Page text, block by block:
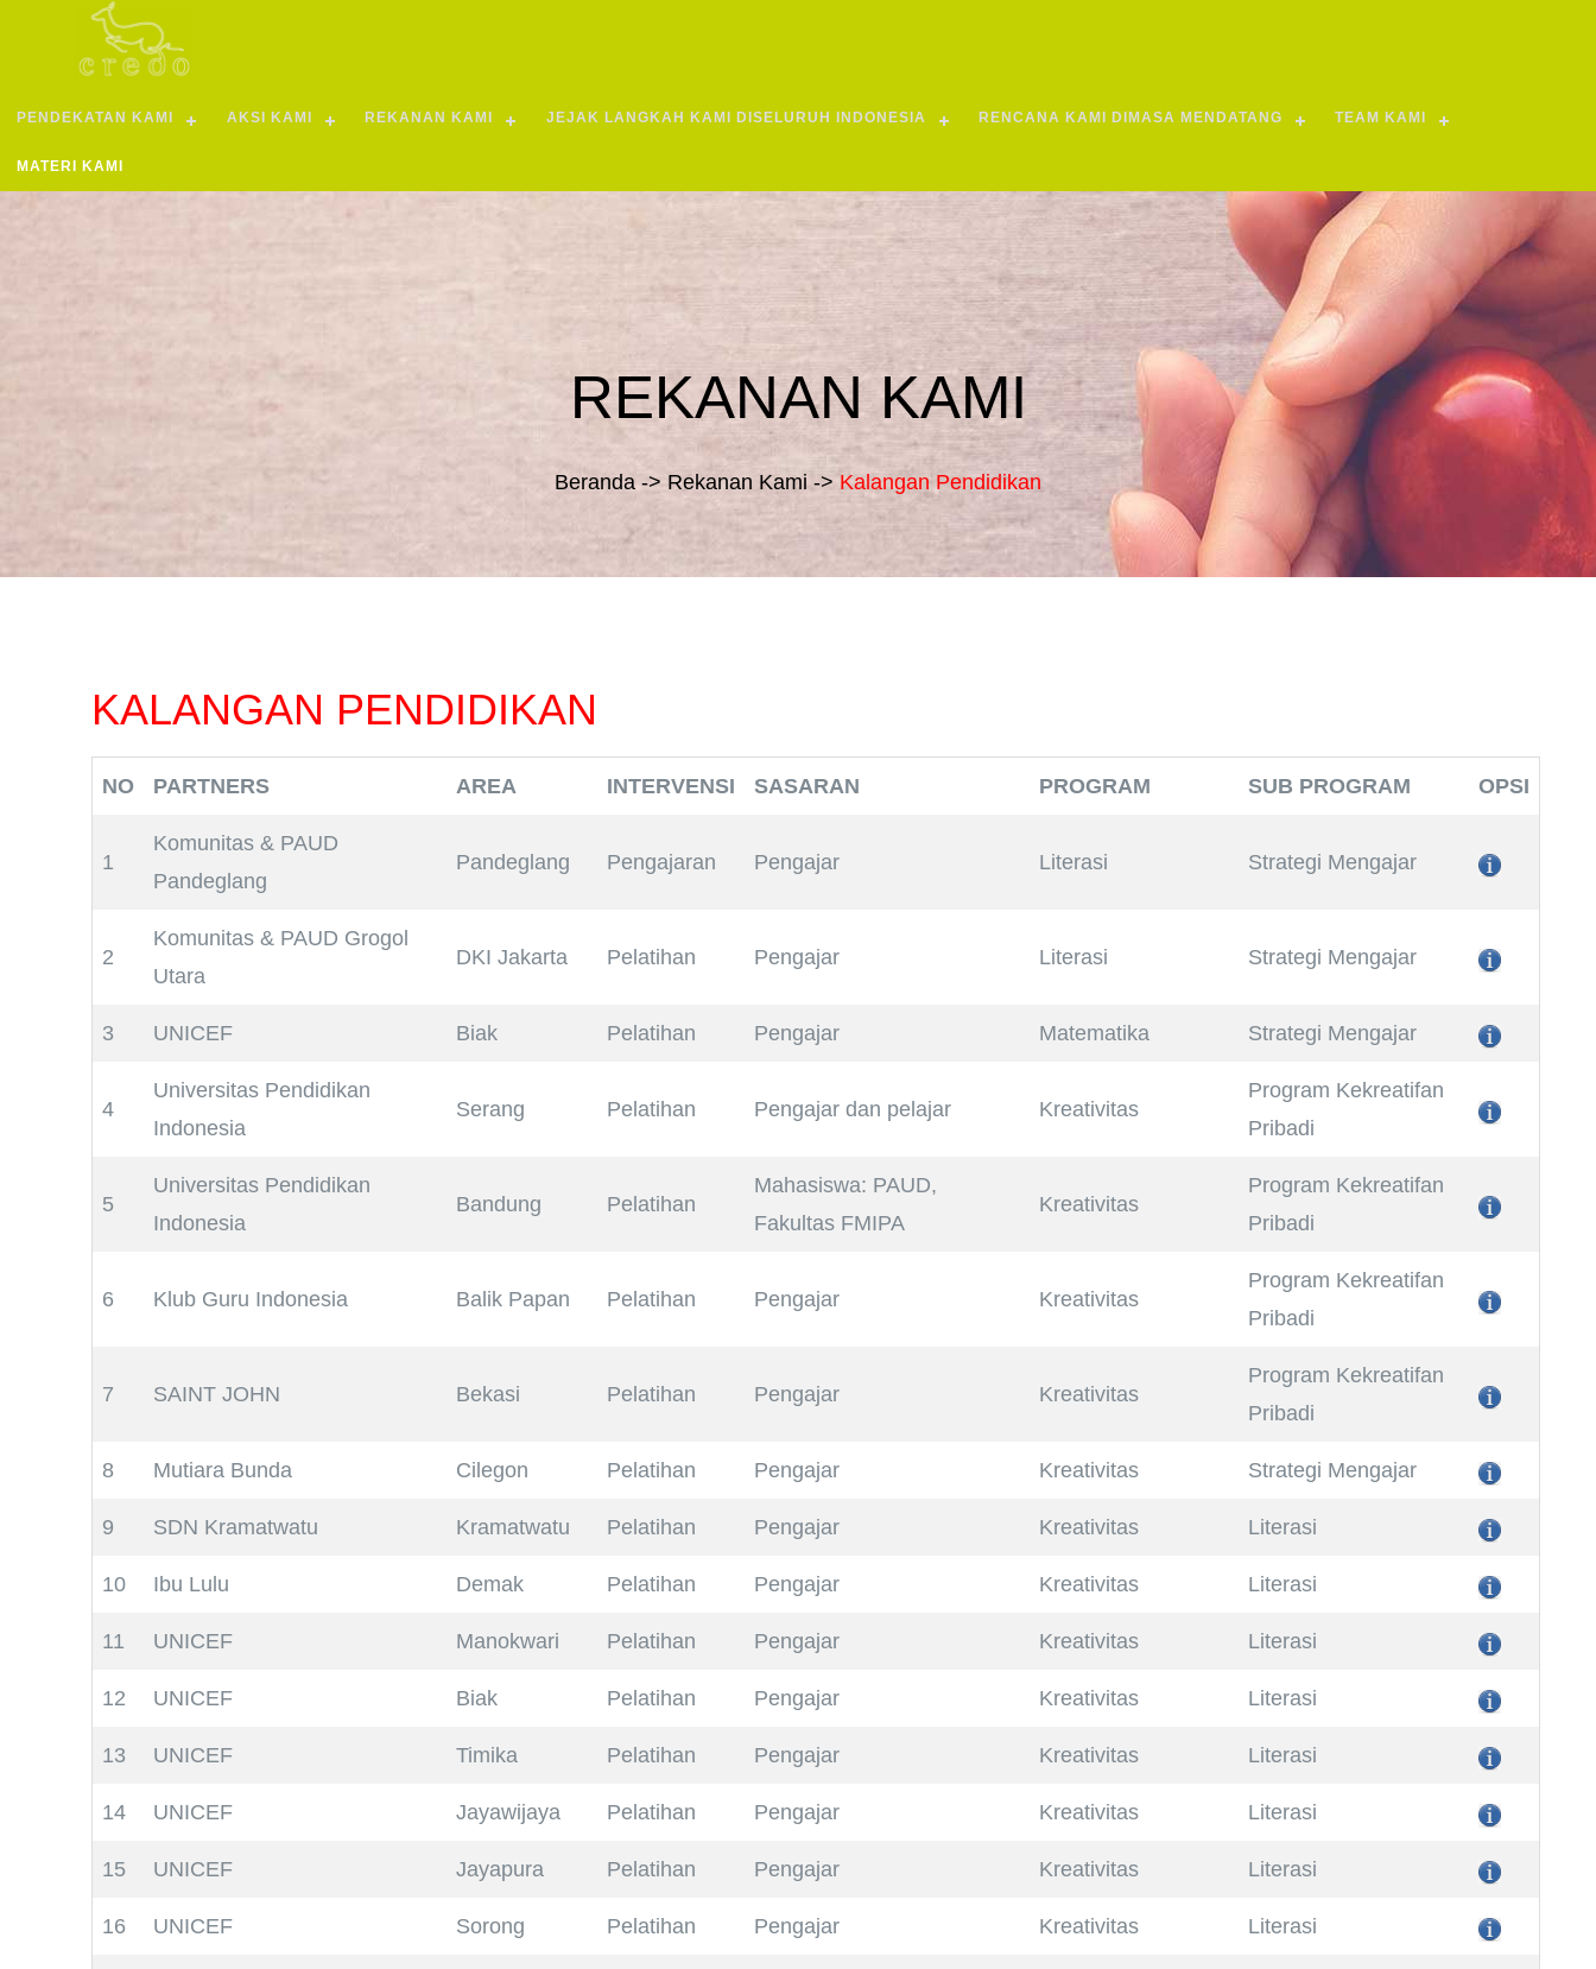
PENDEKATAN KAMI AKSI KAMI REKANAN KAMI JEJAK LANGKAH KAMI DISELURUH INDONESIA RENCANA KAMI DIMASA MENDATANG TEAM KAMI
MATERI KAMI
REKANAN KAMI
Beranda -> Rekanan Kami ->Kalangan Pendidikan
KALANGAN PENDIDIKAN
NO PARTNERS AREA INTERVENSI SASARAN PROGRAM SUB PROGRAM OPSI
1
Komunitas & PAUD
Pandeglang
Pandeglang Pengajaran Pengajar Literasi Strategi Mengajar
2
Komunitas & PAUD Grogol
Utara
DKI Jakarta Pelatihan Pengajar Literasi Strategi Mengajar
3 UNICEF Biak Pelatihan Pengajar Matematika Strategi Mengajar
4
Universitas Pendidikan
Indonesia
Serang Pelatihan Pengajar dan pelajar Kreativitas
Program Kekreatifan
Pribadi
5
Universitas Pendidikan
Indonesia
Bandung Pelatihan
Mahasiswa: PAUD,
Fakultas FMIPA
Kreativitas
Program Kekreatifan
Pribadi
6 Klub Guru Indonesia Balik Papan Pelatihan Pengajar Kreativitas
Program Kekreatifan
Pribadi
7 SAINT JOHN Bekasi Pelatihan Pengajar Kreativitas
Program Kekreatifan
Pribadi
8 Mutiara Bunda Cilegon Pelatihan Pengajar Kreativitas Strategi Mengajar
9 SDN Kramatwatu Kramatwatu Pelatihan Pengajar Kreativitas Literasi
10 Ibu Lulu Demak Pelatihan Pengajar Kreativitas Literasi
11 UNICEF Manokwari Pelatihan Pengajar Kreativitas Literasi
12 UNICEF Biak Pelatihan Pengajar Kreativitas Literasi
13 UNICEF Timika Pelatihan Pengajar Kreativitas Literasi
14 UNICEF Jayawijaya Pelatihan Pengajar Kreativitas Literasi
15 UNICEF Jayapura Pelatihan Pengajar Kreativitas Literasi
16 UNICEF Sorong Pelatihan Pengajar Kreativitas Literasi